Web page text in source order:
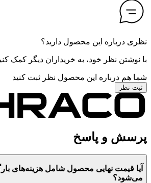
نظری درباره این محصول دارید؟
با نوشتن نظر خود، به خریداران دیگر کمک
شما هم درباره این محصول نظر ثبت کنید
ثبت نظر
پرسش و پاسخ
آیا قیمت نهایی محصول شامل هزینه‌های
می‌شود؟